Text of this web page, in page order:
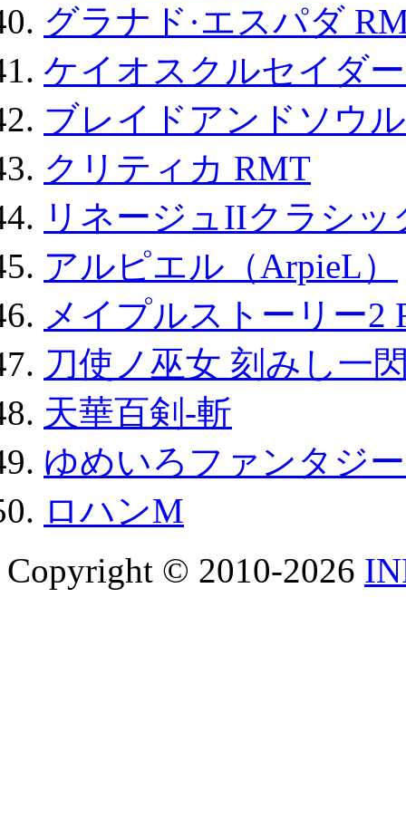
グラナド·エスパダ
ケイオスクルセイダ
ブレイドアンドソウ
クリティカ RMT
リネージュIIクラシ
アルピエル（ArpieL）
メイプルストーリー2
刀使ノ巫女 刻みし一
天華百剣-斬
ゆめいろファンタジ
ロハンM
Copyright © 2010-2026